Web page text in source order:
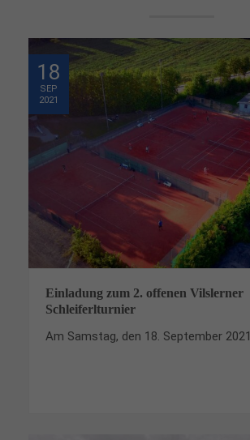
18
SEP
2021
Einladung zum 2. offenen Vilslerner
Schleiferlturnier
Am Samstag, den 18. September 2021